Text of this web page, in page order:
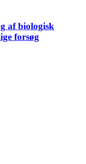
af biologisk
forsøg